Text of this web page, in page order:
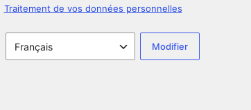
Traitement de vos données personnelles
Langue